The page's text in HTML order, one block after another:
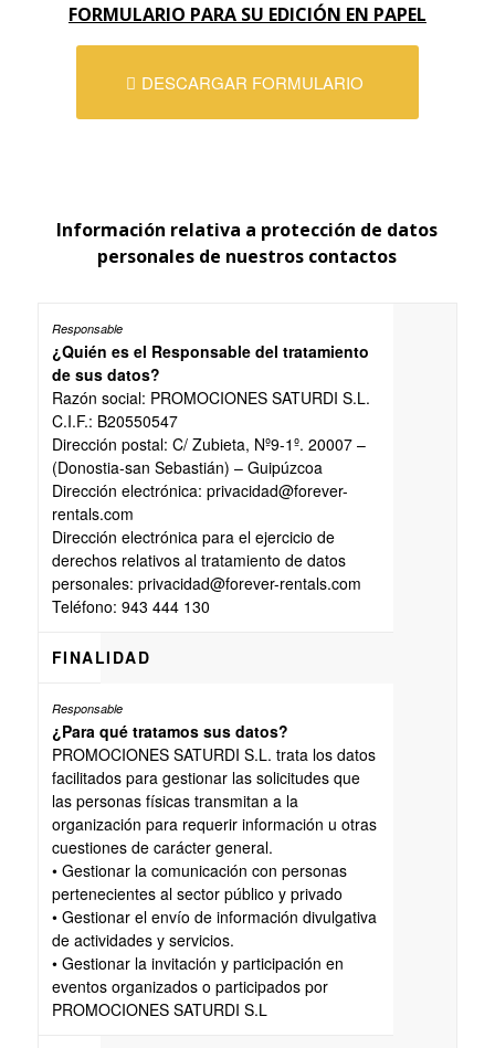
FORMULARIO PARA SU EDICIÓN EN PAPEL
DESCARGAR FORMULARIO
Información relativa a protección de datos
personales de nuestros contactos
¿Quién es el Responsable del tratamiento
de sus datos?
Razón social: PROMOCIONES SATURDI S.L.
C.I.F.: B20550547
Dirección postal: C/ Zubieta, Nº9-1º. 20007 –
(Donostia-san Sebastián) – Guipúzcoa
Dirección electrónica: privacidad@forever-
rentals.com
Dirección electrónica para el ejercicio de
derechos relativos al tratamiento de datos
personales: privacidad@forever-rentals.com
Teléfono: 943 444 130
FINALIDAD
¿Para qué tratamos sus datos?
PROMOCIONES SATURDI S.L. trata los datos
facilitados para gestionar las solicitudes que
las personas físicas transmitan a la
organización para requerir información u otras
cuestiones de carácter general.
• Gestionar la comunicación con personas
pertenecientes al sector público y privado
• Gestionar el envío de información divulgativa
de actividades y servicios.
• Gestionar la invitación y participación en
eventos organizados o participados por
PROMOCIONES SATURDI S.L